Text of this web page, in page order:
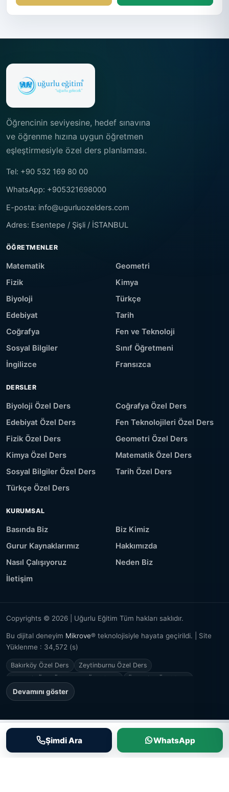
Öğrencinin seviyesine, hedef sınavına
ve öğrenme hızına uygun öğretmen
eşleştirmesiyle özel ders planlaması.
Tel: +90 532 169 80 00
WhatsApp: +905321698000
E-posta: info@ugurluozelders.com
Adres: Esentepe / Şişli / İSTANBUL
ÖĞRETMENLER
Matematik
Geometri
Fizik
Kimya
Biyoloji
Türkçe
Edebiyat
Tarih
Coğrafya
Fen ve Teknoloji
Sosyal Bilgiler
Sınıf Öğretmeni
İngilizce
Fransızca
DERSLER
Biyoloji Özel Ders
Coğrafya Özel Ders
Edebiyat Özel Ders
Fen Teknolojileri Özel Ders
Fizik Özel Ders
Geometri Özel Ders
Kimya Özel Ders
Matematik Özel Ders
Sosyal Bilgiler Özel Ders
Tarih Özel Ders
Türkçe Özel Ders
KURUMSAL
Basında Biz
Biz Kimiz
Gurur Kaynaklarımız
Hakkımızda
Nasıl Çalışıyoruz
Neden Biz
İletişim
Copyrights © 2026 | Uğurlu Eğitim Tüm hakları saklıdır.
Bu dijital deneyim Mikrove® teknolojisiyle hayata geçirildi. | Site
Yüklenme : 34,572 (s)
Bakırköy Özel Ders
Zeytinburnu Özel Ders
Ataşehir Özel Öğretmen, Özel Ders
Ümraniye Özel Ders
Devamını göster
Şimdi Ara WhatsApp